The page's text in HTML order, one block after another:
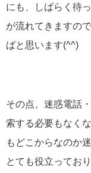
にも、しばらく待
が流れてきますの
ばと思います(^^)
その点、迷惑電話
索する必要もなく
もどこからなのか
とても役立ってお